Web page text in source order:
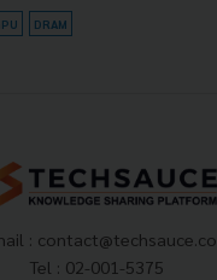
DRAM
: contact@techsauce.co
Tel : 02-001-5375